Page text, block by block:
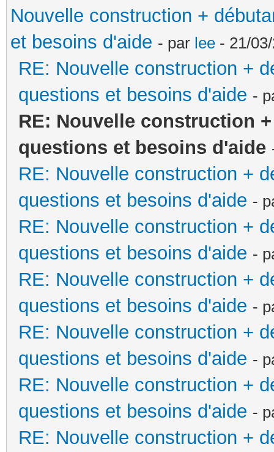
Nouvelle construction +
et besoins d'aide - par lee - 21/
RE: Nouvelle construction +
questions et besoins d'aide -
RE: Nouvelle construction
questions et besoins d'aide
RE: Nouvelle construction +
questions et besoins d'aide -
RE: Nouvelle construction +
questions et besoins d'aide -
RE: Nouvelle construction +
questions et besoins d'aide -
RE: Nouvelle construction +
questions et besoins d'aide -
RE: Nouvelle construction +
questions et besoins d'aide -
RE: Nouvelle construction +